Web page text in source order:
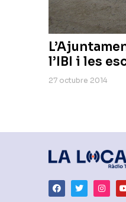
l’IBI i les
27 octubre 2014